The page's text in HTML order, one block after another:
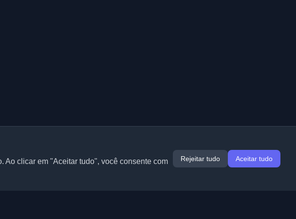
Ao clicar em "Aceitar tudo", você consente com
Rejeitar tudo Aceitar tudo